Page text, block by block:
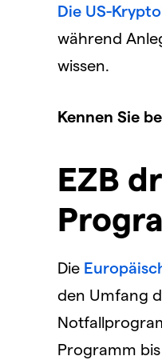
Die US-
während
wissen.
Kennen Sie
EZB
Die
den Umfang
Programm